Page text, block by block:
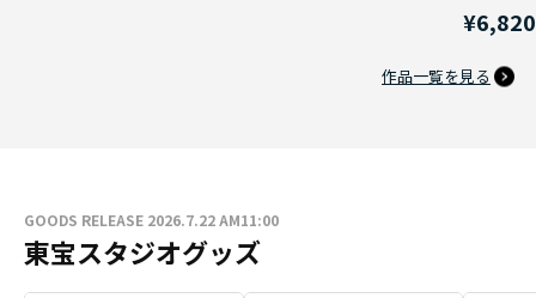
¥6,820
作品一覧を見る
GOODS RELEASE 2026.7.22 AM11:00
東宝スタジオグッズ